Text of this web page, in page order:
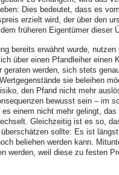
Dies bedeutet, dass es
erzielt wird, der über den
früheren Eigentümer dieser
bereits erwähnt wurde,
über einen Pfandleiher einen
geraten werden, sich stets
sie beleihen
den Pfand nicht mehr
bewusst sein – im
einem nicht mehr gelingt,
Gleichzeitig ist es so,
sollte: Es ist
beliehen werden kann.
werden, weil diese zu festen